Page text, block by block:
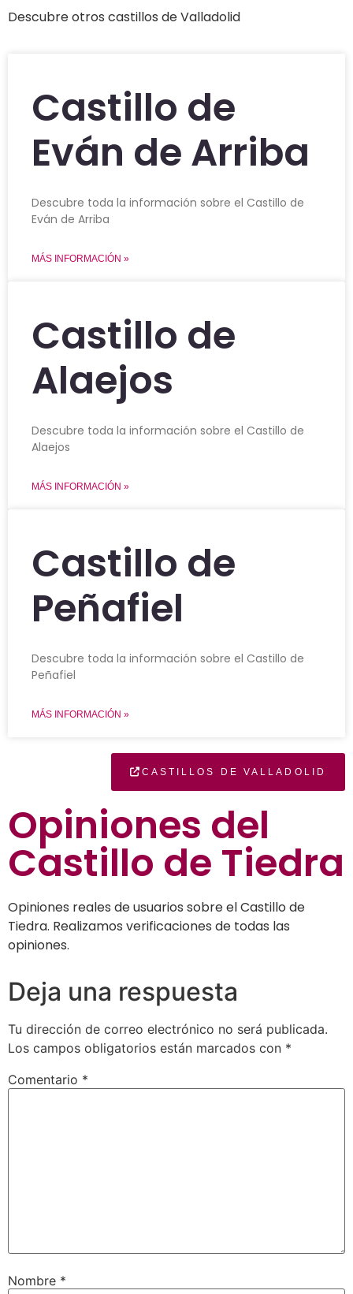
Descubre otros castillos de Valladolid
Castillo de
Eván de Arriba
Descubre toda la información sobre el Castillo de
Eván de Arriba
MÁS INFORMACIÓN »
Castillo de
Alaejos
Descubre toda la información sobre el Castillo de
Alaejos
MÁS INFORMACIÓN »
Castillo de
Peñafiel
Descubre toda la información sobre el Castillo de
Peñafiel
MÁS INFORMACIÓN »
CASTILLOS DE VALLADOLID
Opiniones del
Castillo de Tiedra
Opiniones reales de usuarios sobre el Castillo de
Tiedra. Realizamos verificaciones de todas las
opiniones.
Deja una respuesta
Tu dirección de correo electrónico no será publicada.
Los campos obligatorios están marcados con *
Comentario *
Nombre *